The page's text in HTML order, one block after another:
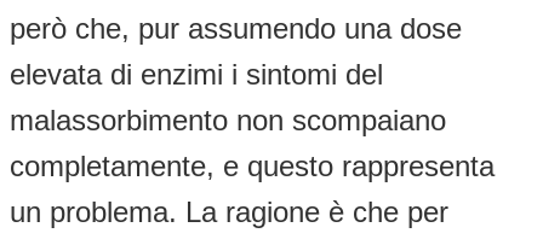
però che, pur assumendo una dose
elevata di enzimi i sintomi del
malassorbimento non scompaiano
completamente, e questo rappresenta
un problema. La ragione è che per